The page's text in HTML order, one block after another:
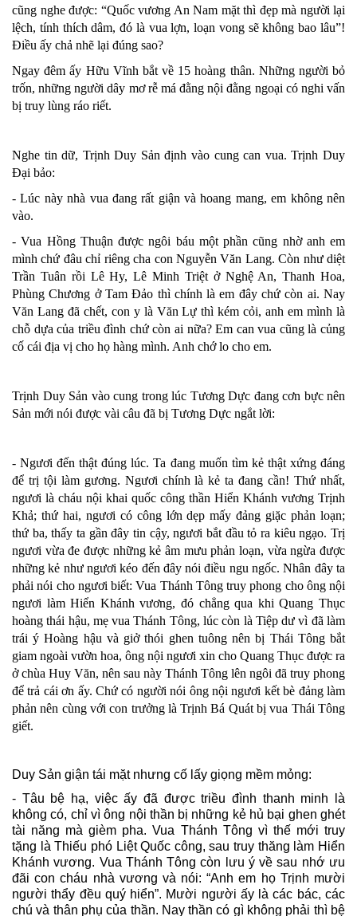
cũng nghe được: “Quốc vương An Nam mặt thì đẹp mà người lại
lệch, tính thích dâm, đó là vua lợn, loạn vong sẽ không bao lâu”!
Điều ấy chả nhẽ lại đúng sao?
Ngay đêm ấy Hữu Vĩnh bắt về 15 hoàng thân. Những người bỏ
trốn, những người dây mơ rễ má đằng nội đằng ngoại có nghi vấn
bị truy lùng ráo riết.
Nghe tin dữ, Trịnh Duy Sản định vào cung can vua. Trịnh Duy
Đại bảo:
- Lúc này nhà vua đang rất giận và hoang mang, em không nên
vào.
- Vua Hồng Thuận được ngôi báu một phần cũng nhờ anh em
mình chứ đâu chỉ riêng cha con Nguyễn Văn Lang. Còn như diệt
Trần Tuân rồi Lê Hy, Lê Minh Triệt ở Nghệ An, Thanh Hoa,
Phùng Chương ở Tam Đảo thì chính là em đây chứ còn ai. Nay
Văn Lang đã chết, con y là Văn Lự thì kém cỏi, anh em mình là
chỗ dựa của triều đình chứ còn ai nữa? Em can vua cũng là củng
cố cái địa vị cho họ hàng mình. Anh chớ lo cho em.
Trịnh Duy Sản vào cung trong lúc Tương Dực đang cơn bực nên
Sản mới nói được vài câu đã bị Tương Dực ngắt lời:
- Ngươi đến thật đúng lúc. Ta đang muốn tìm kẻ thật xứng đáng
để trị tội làm gương. Ngươi chính là kẻ ta đang cần! Thứ nhất,
ngươi là cháu nội khai quốc công thần Hiển Khánh vương Trịnh
Khả; thứ hai, ngươi có công lớn dẹp mấy đảng giặc phản loạn;
thứ ba, thấy ta gần đây tin cậy, ngươi bắt đầu tỏ ra kiêu ngạo. Trị
ngươi vừa đe được những kẻ âm mưu phản loạn, vừa ngừa được
những kẻ như ngươi kéo đến đây nói điều ngu ngốc. Nhân đây ta
phải nói cho ngươi biết: Vua Thánh Tông truy phong cho ông nội
ngươi làm Hiển Khánh vương, đó chẳng qua khi Quang Thục
hoàng thái hậu, mẹ vua Thánh Tông, lúc còn là Tiệp dư vì đã làm
trái ý Hoàng hậu và giở thói ghen tuông nên bị Thái Tông bắt
giam ngoài vườn hoa, ông nội ngươi xin cho Quang Thục được ra
ở chùa Huy Văn, nên sau này Thánh Tông lên ngôi đã truy phong
để trả cái ơn ấy. Chứ có người nói ông nội ngươi kết bè đảng làm
phản nên cùng với con trưởng là Trịnh Bá Quát bị vua Thái Tông
giết.
Duy Sản giận tái mặt nhưng cố lấy giọng mềm mỏng:
- Tâu bệ hạ, việc ấy đã được triều đình thanh minh là
không có, chỉ vì ông nội thần bị những kẻ hủ bại ghen ghét
tài năng mà gièm pha. Vua Thánh Tông vì thế mới truy
tặng là Thiếu phó Liệt Quốc công, sau truy thăng làm Hiển
Khánh vương. Vua Thánh Tông còn lưu ý về sau nhớ ưu
đãi con cháu nhà vương và nói: “Anh em họ Trịnh mười
người thẩy đều quý hiển”. Mười người ấy là các bác, các
chú và thân phụ của thần. Nay thần có gì không phải thì bệ